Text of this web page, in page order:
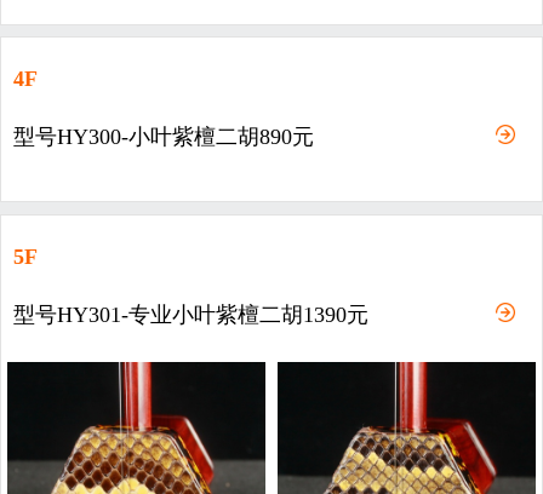
4F
型号HY300-小叶紫檀二胡890元
5F
型号HY301-专业小叶紫檀二胡1390元